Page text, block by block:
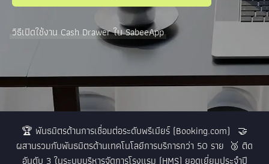
วิธีเปิดใช้งาน Cash Drawer ใน SabeeApp
🏆 พันธมิตรด้านการเชื่อมต่อระดับพรีเมียร์ (Booking.com) 🤝
ผสานรวมกับพันธมิตรด้านเทคโนโลยีการบริการกว่า 50 ราย 🥉 ติด
อันดับ 3 ในระบบบริหารจัดการโรงแรม (HMS) ยอดเยี่ยมประจำปี